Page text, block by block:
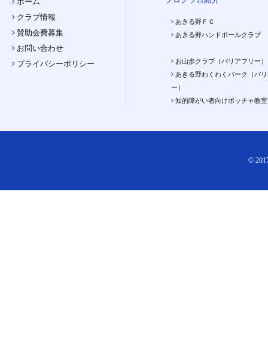
クラブ情報
賛助会費募集
お問い合わせ
プライバシーポリシー
あきる野ＦＣ
あきる野ハンドボールクラブ
お山歩クラブ（バリアフリー）
あきる野わくわくパーク（バ
ー）
知的障がい者向けボッチャ教室
©